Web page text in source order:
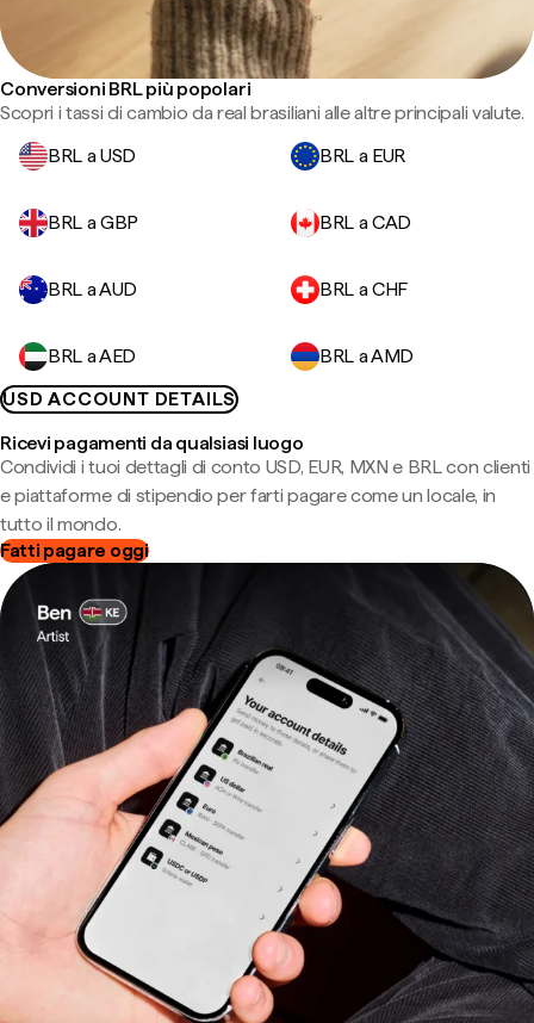
Conversioni BRL più popolari
Scopri i tassi di cambio da real brasiliani alle altre principali valute.
BRL a USD
BRL a EUR
BRL a GBP BRL a CAD
BRL a AUD BRL a CHF
BRL a AED
BRL a AMD
USD ACCOUNT DETAILS
Ricevi pagamenti da qualsiasi luogo
Condividi i tuoi dettagli di conto USD, EUR, MXN e BRL con clienti
e piattaforme di stipendio per farti pagare come un locale, in
tutto il mondo.
Fatti pagare oggi